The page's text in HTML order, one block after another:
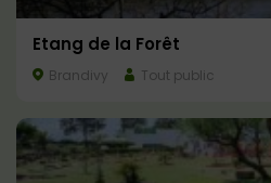
Etang de la Forêt
Brandivy Tout public